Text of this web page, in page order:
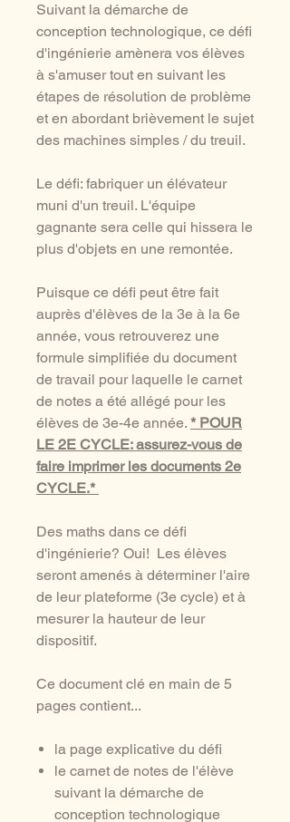
Suivant la démarche de
conception technologique, ce défi
d'ingénierie amènera vos élèves
à s'amuser tout en suivant les
étapes de résolution de problème
et en abordant brièvement le sujet
des machines simples / du treuil.
Le défi: fabriquer un élévateur
muni d'un treuil. L'équipe
gagnante sera celle qui hissera le
plus d'objets en une remontée.
Puisque ce défi peut être fait
auprès d'élèves de la 3e à la 6e
année, vous retrouverez une
formule simplifiée du document
de travail pour laquelle le carnet
de notes a été allégé pour les
élèves de 3e-4e année. * POUR
LE 2E CYCLE: assurez-vous de
faire imprimer les documents 2e
CYCLE.*
Des maths dans ce défi
d'ingénierie? Oui! Les élèves
seront amenés à déterminer l'aire
de leur plateforme (3e cycle) et à
mesurer la hauteur de leur
dispositif.
Ce document clé en main de 5
pages contient...
la page explicative du défi
le carnet de notes de l'élève
suivant la démarche de
conception technologique